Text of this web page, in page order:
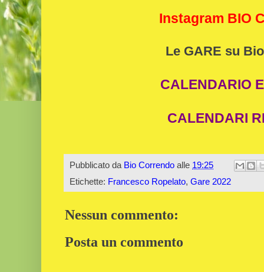
Instagram BIO
Le GARE su
CALENDARIO
CALENDARI
Pubblicato da Bio Correndo alle 19:25
Etichette: Francesco Ropelato, Gare 2022
Nessun commento:
Posta un commento